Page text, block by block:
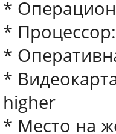
*
*
*
*
higher
* Место на